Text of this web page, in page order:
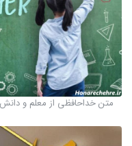
متن خداحافظی از معلم و